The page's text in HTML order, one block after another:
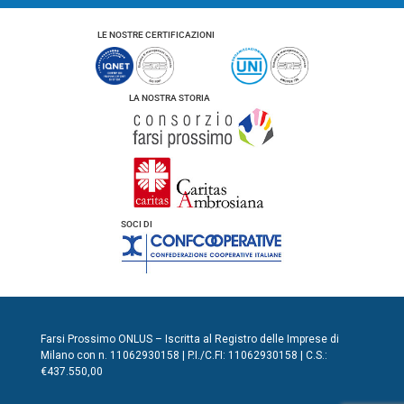
LE NOSTRE CERTIFICAZIONI
LA NOSTRA STORIA
SOCI DI
Farsi Prossimo ONLUS – Iscritta al Registro delle Imprese di
Milano con n. 11062930158 | P.I./C.FI: 11062930158 | C.S.:
€437.550,00